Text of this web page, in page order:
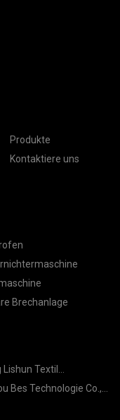
Produkte
Kontaktiere uns
Brechanlage
Technologie Co., Ltd
Co.,